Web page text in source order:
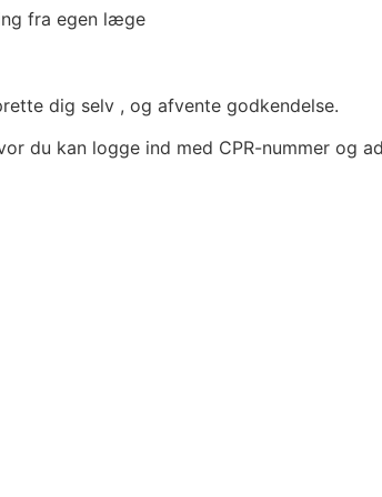
fra egen læge
dig selv , og afvente godkendelse.
du kan logge ind med CPR-nummer og